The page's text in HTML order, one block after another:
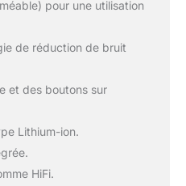
pour une utilisation
de réduction de bruit
et des boutons sur
Lithium-ion.
HiFi.